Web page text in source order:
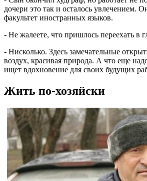
дочери это так и осталось увлечением.
факультет иностранных языков.
- Не жалеете, что пришлось переехать в
- Нисколько. Здесь замечательные
воздух, красивая природа. А что еще
ищет вдохновение для своих будущих
Жить по-хозяйски